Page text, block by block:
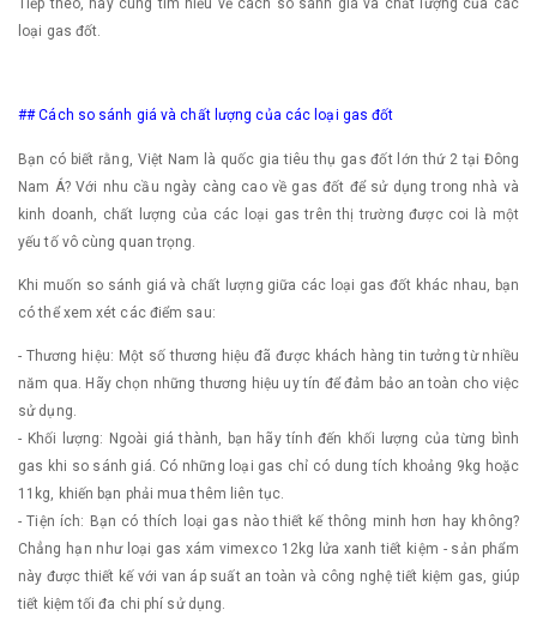
Tiếp theo, hãy cùng tìm hiểu về cách so sánh giá và chất lượng của các
loại gas đốt.
## Cách so sánh giá và chất lượng của các loại gas đốt
Bạn có biết rằng, Việt Nam là quốc gia tiêu thụ gas đốt lớn thứ 2 tại Đông
Nam Á? Với nhu cầu ngày càng cao về gas đốt để sử dụng trong nhà và
kinh doanh, chất lượng của các loại gas trên thị trường được coi là một
yếu tố vô cùng quan trọng.
Khi muốn so sánh giá và chất lượng giữa các loại gas đốt khác nhau, bạn
có thể xem xét các điểm sau:
- Thương hiệu: Một số thương hiệu đã được khách hàng tin tưởng từ nhiều
năm qua. Hãy chọn những thương hiệu uy tín để đảm bảo an toàn cho việc
sử dụng.
- Khối lượng: Ngoài giá thành, bạn hãy tính đến khối lượng của từng bình
gas khi so sánh giá. Có những loại gas chỉ có dung tích khoảng 9kg hoặc
11kg, khiến bạn phải mua thêm liên tục.
- Tiện ích: Bạn có thích loại gas nào thiết kế thông minh hơn hay không?
Chẳng hạn như loại gas xám vimexco 12kg lửa xanh tiết kiệm - sản phẩm
này được thiết kế với van áp suất an toàn và công nghệ tiết kiệm gas, giúp
tiết kiệm tối đa chi phí sử dụng.